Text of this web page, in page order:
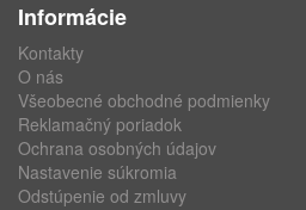
Informácie
Kontakty
O nás
Všeobecné obchodné podmienky
Reklamačný poriadok
Ochrana osobných údajov
Nastavenie súkromia
Odstúpenie od zmluvy